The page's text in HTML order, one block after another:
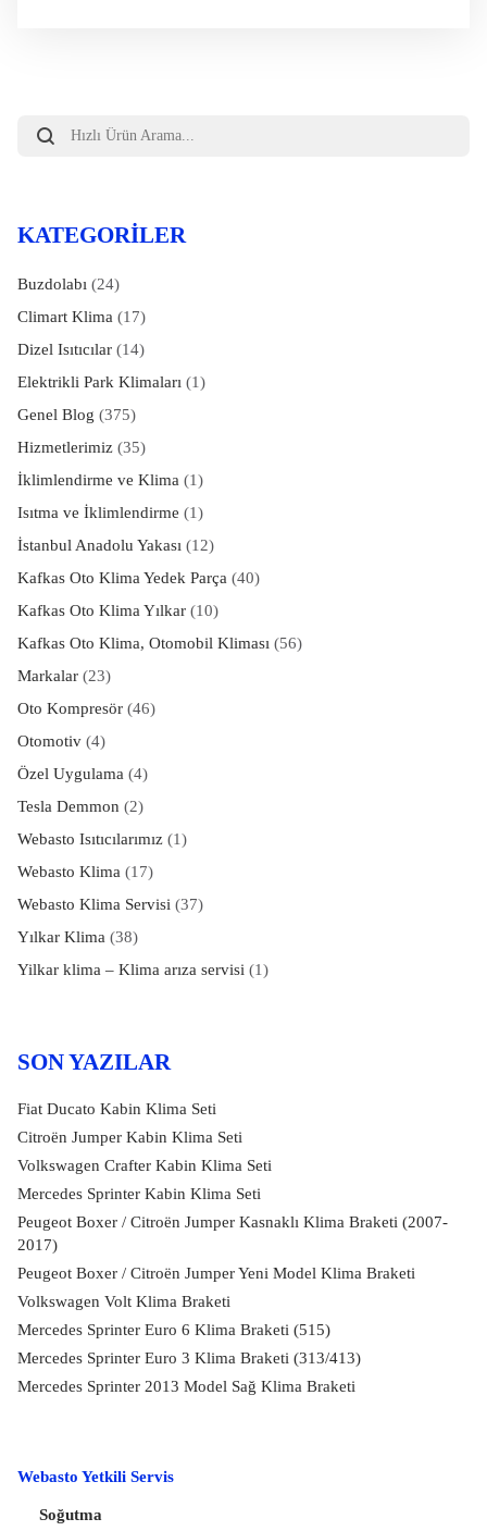
search
KATEGORILER
Buzdolabı(24)
Climart Klima(17)
Dizel Isıtıcılar(14)
Elektrikli Park Klimaları(1)
Genel Blog (375)
Hizmetlerimiz(35)
İklimlendirme ve Klima(1)
Isıtma ve İklimlendirme (1)
İstanbul Anadolu Yakası(12)
Kafkas Oto Klima Yedek Parça(40)
Kafkas Oto Klima Yılkar(10)
Kafkas Oto Klima, Otomobil Kliması(56)
Markalar(23)
Oto Kompresör(46)
Otomotiv(4)
Özel Uygulama(4)
Tesla Demmon (2)
Webasto Isıtıcılarımız(1)
Webasto Klima(17)
Webasto Klima Servisi(37)
Yılkar Klima(38)
Yilkar klima – Klima arıza servisi(1)
SON YAZILAR
Fiat Ducato Kabin Klima Seti
Citroën Jumper Kabin Klima Seti
Volkswagen Crafter Kabin Klima Seti
Mercedes Sprinter Kabin Klima Seti
Peugeot Boxer / Citroën Jumper Kasnaklı Klima Braketi (2007-
2017)
Peugeot Boxer / Citroën Jumper Yeni Model Klima Braketi
Volkswagen Volt Klima Braketi
Mercedes Sprinter Euro 6 Klima Braketi (515)
Mercedes Sprinter Euro 3 Klima Braketi (313/413)
Mercedes Sprinter 2013 Model Sağ Klima Braketi
Webasto Yetkili Servis
Soğutma